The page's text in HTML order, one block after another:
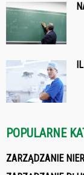
POPULARNE
ZARZĄDZANIE